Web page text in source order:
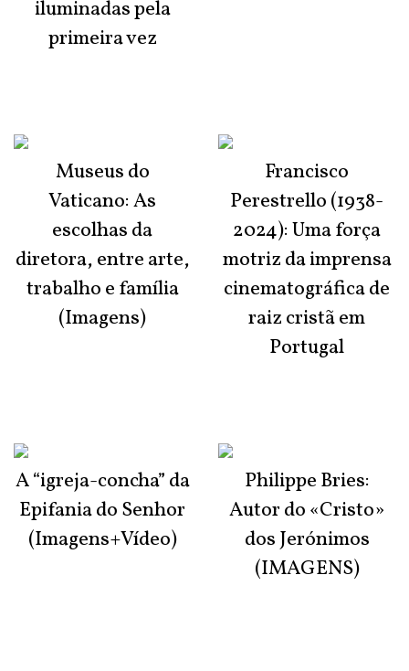
iluminadas pela
primeira vez
Museus do
Vaticano: As
escolhas da
diretora, entre arte,
trabalho e família
(Imagens)
A “igreja-concha” da
Epifania do Senhor
(Imagens+Vídeo)
Francisco
Perestrello (1938-
2024): Uma força
motriz da imprensa
cinematográfica de
raiz cristã em
Portugal
Philippe Bries:
Autor do «Cristo»
dos Jerónimos
(IMAGENS)